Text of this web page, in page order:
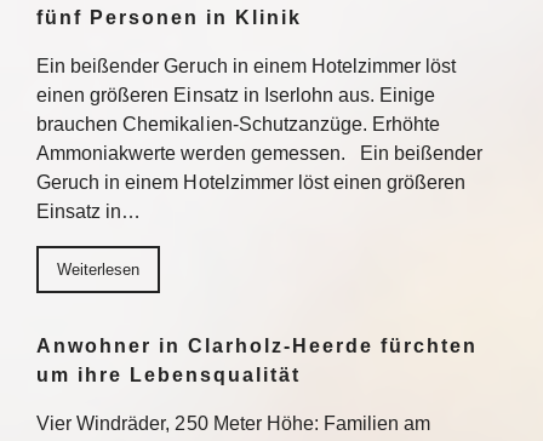
fünf Personen in Klinik
Ein beißender Geruch in einem Hotelzimmer löst
einen größeren Einsatz in Iserlohn aus. Einige
brauchen Chemikalien-Schutzanzüge. Erhöhte
Ammoniakwerte werden gemessen. Ein beißender
Geruch in einem Hotelzimmer löst einen größeren
Einsatz in…
Weiterlesen
Anwohner in Clarholz-Heerde fürchten
um ihre Lebensqualität
Vier Windräder, 250 Meter Höhe: Familien am